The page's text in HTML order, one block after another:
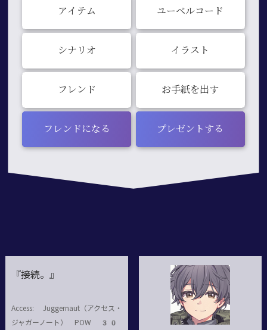
アイテム ユーベルコード
シナリオ イラスト
フレンド お手紙を出す
フレンドになる プレゼントする
『――接続。』
Access: Juggernaut（アクセス・
ジャガーノート） POW 30